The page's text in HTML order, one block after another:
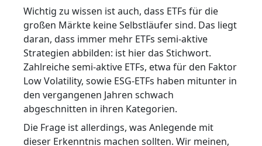
Wichtig zu wissen ist auch, dass ETFs für die
großen Märkte keine Selbstläufer sind. Das liegt
daran, dass immer mehr ETFs semi-aktive
Strategien abbilden: ist hier das Stichwort.
Zahlreiche semi-aktive ETFs, etwa für den Faktor
Low Volatility, sowie ESG-ETFs haben mitunter in
den vergangenen Jahren schwach
abgeschnitten in ihren Kategorien.
Die Frage ist allerdings, was Anlegende mit
dieser Erkenntnis machen sollten. Wir meinen,